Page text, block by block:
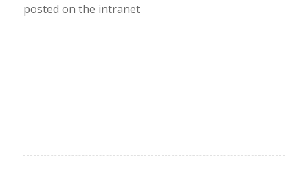
posted on the intranet